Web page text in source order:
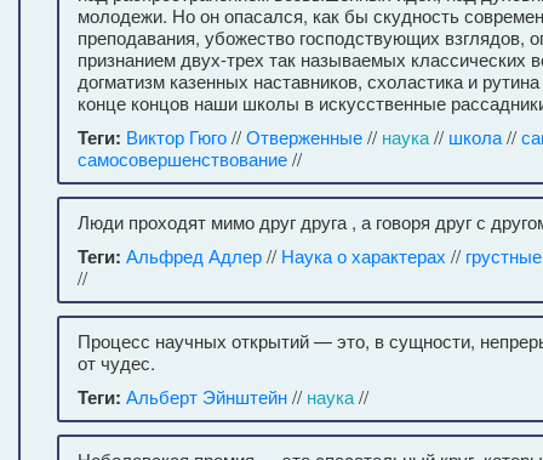
молодежи. Но он опасался, как бы скудность
преподавания, убожество господствующих взглядов,
признанием двух-трех так называемых классических
догматизм казенных наставников, схоластика и
конце концов наши школы в искусственные
Теги: Виктор Гюго//Отверженные// наука// школа//
самосовершенствование//
Люди проходят мимо друг друга , а говоря друг с
Теги: Альфред Адлер// Наука о характерах //
//
Процесс научных открытий — это, в сущности,
от чудес.
Теги: Альберт Эйнштейн// наука//